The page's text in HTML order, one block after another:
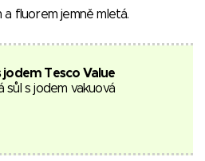
a fluorem jemně mletá.
jodem Tesco Value
sůl s jodem vakuová